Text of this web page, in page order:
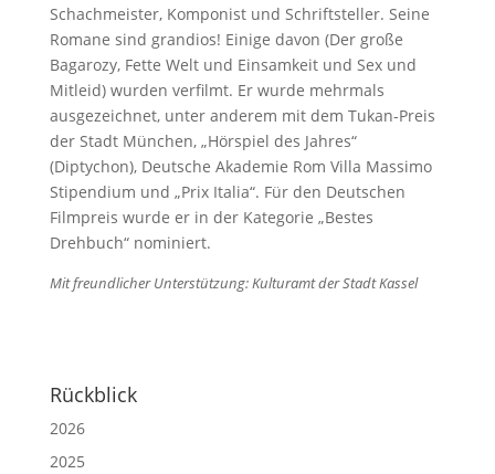
Schachmeister, Komponist und Schriftsteller. Seine
Romane sind grandios! Einige davon (Der große
Bagarozy, Fette Welt und Einsamkeit und Sex und
Mitleid) wurden verfilmt. Er wurde mehrmals
ausgezeichnet, unter anderem mit dem Tukan-Preis
der Stadt München, „Hörspiel des Jahres“
(Diptychon), Deutsche Akademie Rom Villa Massimo
Stipendium und „Prix Italia“. Für den Deutschen
Filmpreis wurde er in der Kategorie „Bestes
Drehbuch“ nominiert.
Mit freundlicher Unterstützung: Kulturamt der Stadt Kassel
Rückblick
2026
2025